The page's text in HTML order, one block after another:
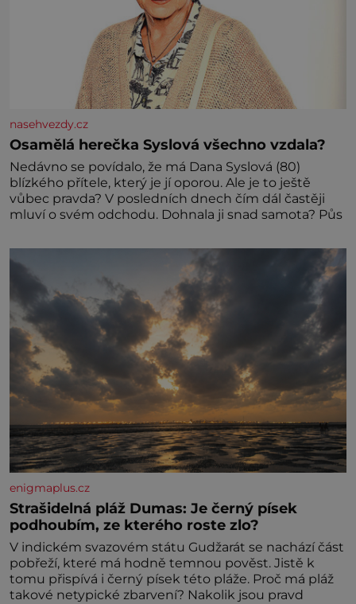
nasehvezdy.cz
Osamělá herečka Syslová všechno vzdala?
Nedávno se povídalo, že má Dana Syslová (80)
blízkého přítele, který je jí oporou. Ale je to ještě
vůbec pravda? V posledních dnech čím dál častěji
mluví o svém odchodu. Dohnala ji snad samota? Půs
enigmaplus.cz
Strašidelná pláž Dumas: Je černý písek
podhoubím, ze kterého roste zlo?
V indickém svazovém státu Gudžarát se nachází část
pobřeží, které má hodně temnou pověst. Jistě k
tomu přispívá i černý písek této pláže. Proč má pláž
takové netypické zbarvení? Nakolik jsou pravd